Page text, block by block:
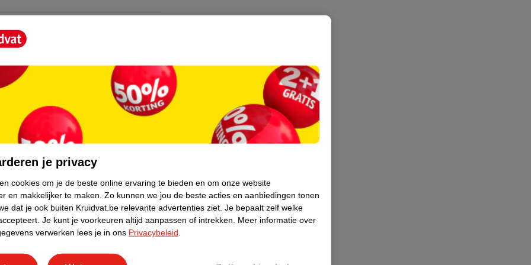
je privacy
cookies om je de beste online ervaring te bieden en om onze website
en makkelijker te maken. Zo kunnen we jou de beste acties en aanbiedingen tonen
dat je ook buiten Kruidvat.be relevante advertenties ziet. Je bepaalt zelf welke
Je kunt je voorkeuren altijd aanpassen of intrekken.
Meer informatie over
verwerken lees je in ons Privacybeleid